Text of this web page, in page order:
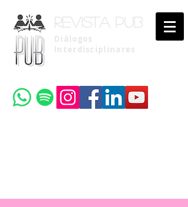
Revista pub
Diálogos
Interdisciplinares